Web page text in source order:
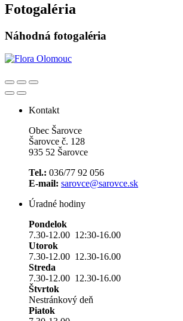
Fotogaléria
Náhodná fotogaléria
Kontakt
Obec Šarovce
Šarovce č. 128
935 52 Šarovce
Tel.: 036/77 92 056
E-mail: sarovce@sarovce.sk
Úradné hodiny
Pondelok
7.30-12.00 12:30-16.00
Utorok
7.30-12.00 12.30-16.00
Streda
7.30-12.00 12.30-16.00
Štvrtok
Nestránkový deň
Piatok